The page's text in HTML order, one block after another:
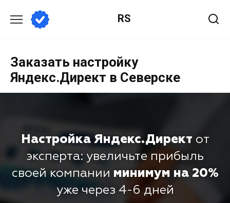
RS
Заказать настройку
Яндекс.Директ в Северске
Настройка Яндекс.Директ от
эксперта: увеличьте прибыль
своей компании минимум на 20%
уже через 4-6 дней